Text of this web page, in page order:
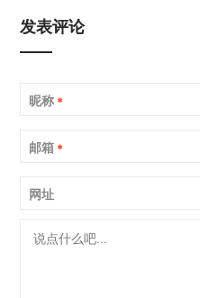
发表评论
昵称 *
邮箱 *
网址